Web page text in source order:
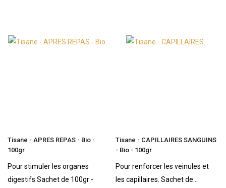
Tisane - APRES REPAS - Bio -
100gr
Pour stimuler les organes
digestifs Sachet de 100gr -
Tisane - CAPILLAIRES SANGUINS
- Bio - 100gr
Pour renforcer les veinules et
les capillaires. Sachet de...